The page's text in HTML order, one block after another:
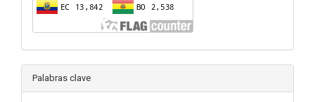
Palabras clave